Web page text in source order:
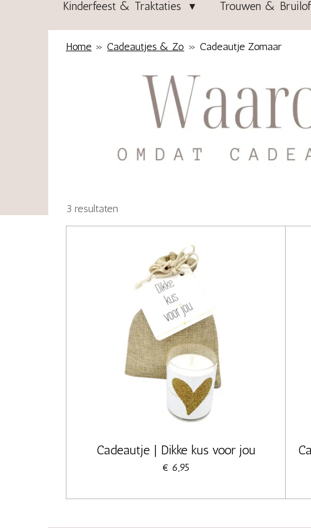
Kinderfeest & Traktaties Trouwen &
Home » Cadeautjes & Zo » Cadeautje Zomaar
3 resultaten
Cadeautje | Dikke kus voor jou
€ 6,95